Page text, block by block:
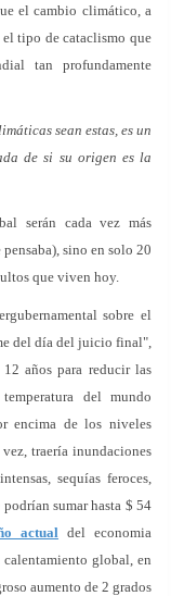
el cambio climático, a
el tipo de cataclismo que
tan profundamente
sean estas, es un
de si su origen es la
serán cada vez más
sino en solo 20
que viven hoy.
sobre el
del día del juicio final",
años para reducir las
del mundo
encima de los niveles
traería inundaciones
sequías feroces,
podrían sumar hasta $ 54
actual del economia
calentamiento global, en
aumento de 2 grados